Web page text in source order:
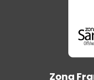
Zona